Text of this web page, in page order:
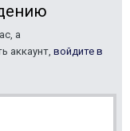
а
аккаунт, войдите в